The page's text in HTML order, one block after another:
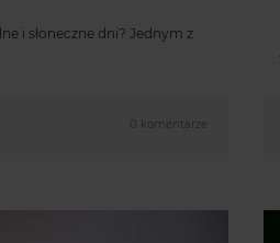
i słoneczne dni? Jednym z
0 komentarze